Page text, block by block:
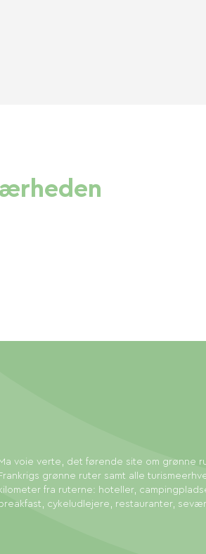
voie verte, det førende site om grønne
grønne ruter samt alle
kilometer fra ruterne: hoteller,
breakfast, cykeludlejere, restauranter,